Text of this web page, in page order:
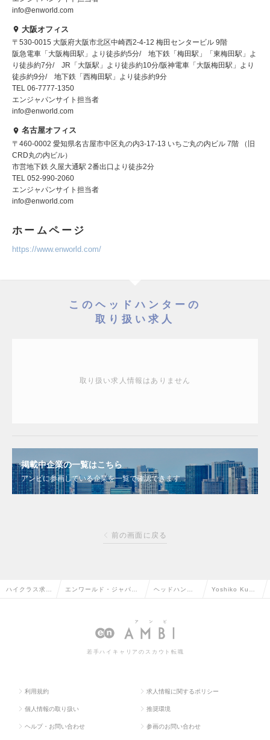
info@enworld.com
大阪オフィス
〒530-0015 大阪府大阪市北区中崎西2-4-12 梅田センタービル 9階
阪急電車「大阪梅田駅」より徒歩約5分/ 地下鉄「梅田駅」「東梅田駅」よ
り徒歩約7分/ JR「大阪駅」より徒歩約10分/阪神電車「大阪梅田駅」より
徒歩約9分/ 地下鉄「西梅田駅」より徒歩約9分
TEL 06-7777-1350
エンジャパンサイト担当者
info@enworld.com
名古屋オフィス
〒460-0002 愛知県名古屋市中区丸の内3-17-13 いちご丸の内ビル 7階 （旧
CRD丸の内ビル）
市営地下鉄 久屋大通駅 2番出口より徒歩2分
TEL 052-990-2060
エンジャパンサイト担当者
info@enworld.com
ホームページ
https://www.enworld.com/
このヘッドハンターの
取り扱い求人
取り扱い求人情報はありません
掲載中企業の一覧はこちら
アンビに参画している企業を一覧で確認できます
前の画面に戻る
ハイクラス求人 エンワールド・ジャパン ヘッドハンタ Yoshiko Kum
若手ハイキャリアのスカウト転職
利用規約 求人情報に関するポリシー
個人情報の取り扱い 推奨環境
ヘルプ・お問い合わせ 参画のお問い合わせ